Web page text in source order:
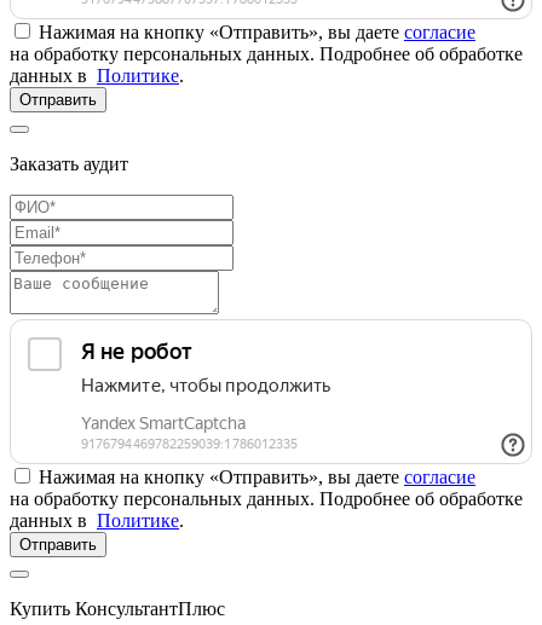
Нажимая на кнопку «Отправить», вы даете согласие
на обработку персональных данных. Подробнее об обработке
данных в Политике.
Отправить
Заказать аудит
Нажимая на кнопку «Отправить», вы даете согласие
на обработку персональных данных. Подробнее об обработке
данных в Политике.
Отправить
Купить КонсультантПлюс